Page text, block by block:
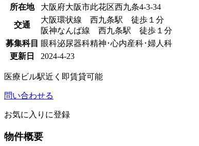
所在地
大阪府大阪市此花区西九条4-3-34
交通
大阪環状線 西九条駅 徒歩１分
阪神なんば線 西九条駅 徒歩１分
募集科目 眼科泌尿器科精神･心内産科･婦人科
更新日
2024-4-23
医療ビル駅近く 即賃貸可能
問い合わせる
お気に入りに登録
物件概要